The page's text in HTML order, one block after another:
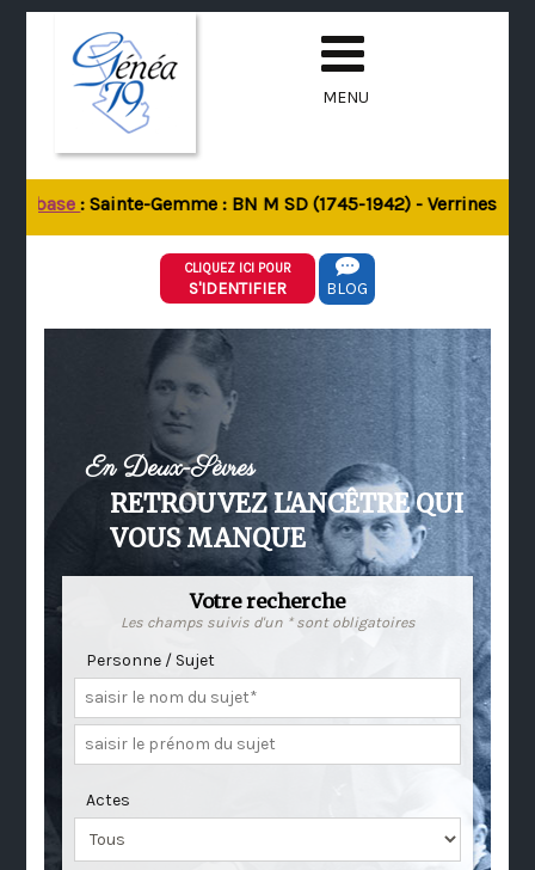
MENU
base: Sainte-Gemme : BN M SD (1745-1942) - Verrines-
CLIQUEZ ICI POUR
S'IDENTIFIER BLOG
En Deux-Sèvres
RETROUVEZ L'ANCÊTRE QUI
VOUS MANQUE
Votre recherche
Les champs suivis d'un * sont obligatoires
Personne / Sujet
Actes